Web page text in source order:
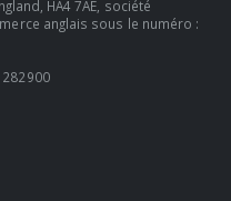
HA4 7AE, société
anglais sous le numéro :